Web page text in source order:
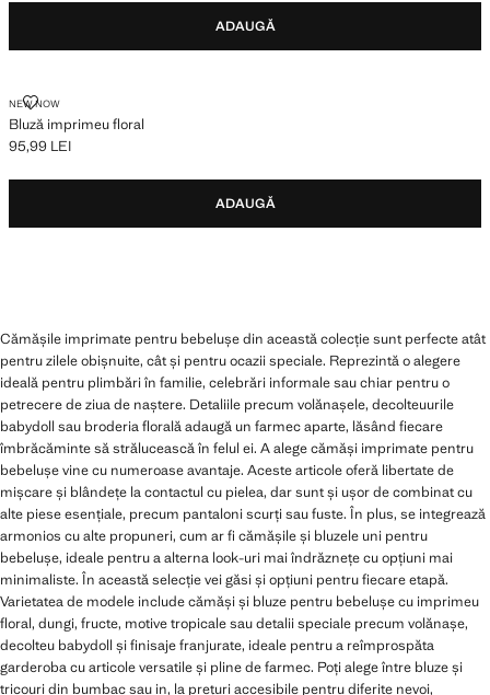
ADAUGĂ
NEW NOW
Bluză imprimeu floral
BLUZĂ IMPRIMEU FLORAL
Preț actual [95,99 LEI ]
95,99 LEI
ADAUGĂ
Cămășile imprimate pentru bebelușe din această colecție sunt perfecte atât
pentru zilele obișnuite, cât și pentru ocazii speciale. Reprezintă o alegere
ideală pentru plimbări în familie, celebrări informale sau chiar pentru o
petrecere de ziua de naștere. Detaliile precum volănașele, decolteuurile
babydoll sau broderia florală adaugă un farmec aparte, lăsând fiecare
îmbrăcăminte să strălucească în felul ei. A alege cămăși imprimate pentru
bebelușe vine cu numeroase avantaje. Aceste articole oferă libertate de
mișcare și blândețe la contactul cu pielea, dar sunt și ușor de combinat cu
alte piese esențiale, precum pantaloni scurți sau fuste. În plus, se integrează
armonios cu alte propuneri, cum ar fi cămășile și bluzele uni pentru
bebelușe, ideale pentru a alterna look-uri mai îndrăznețe cu opțiuni mai
minimaliste. În această selecție vei găsi și opțiuni pentru fiecare etapă.
Varietatea de modele include cămăși și bluze pentru bebelușe cu imprimeu
floral, dungi, fructe, motive tropicale sau detalii speciale precum volănașe,
decolteu babydoll și finisaje franjurate, ideale pentru a reîmprospăta
garderoba cu articole versatile și pline de farmec. Poți alege între bluze și
tricouri din bumbac sau in, la prețuri accesibile pentru diferite nevoi,